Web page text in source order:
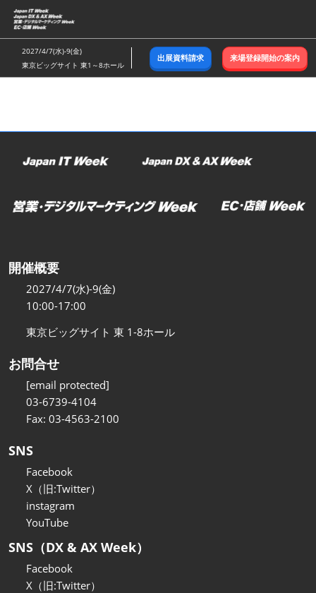
ス
キ
ッ
し
む
2027/4/7(水)-9(金)
東京ビッグサイト 東1～8ホール
出展資料請求 来場登録開始の案内
開催概要
2027/4/7(水)-9(金)
10:00-17:00
東京ビッグサイト 東 1-8ホール
お問合せ
[email protected]
03-6739-4104
Fax: 03-4563-2100
SNS
Facebook
X（旧:Twitter）
instagram
YouTube
SNS（DX & AX Week）
Facebook
X（旧:Twitter）